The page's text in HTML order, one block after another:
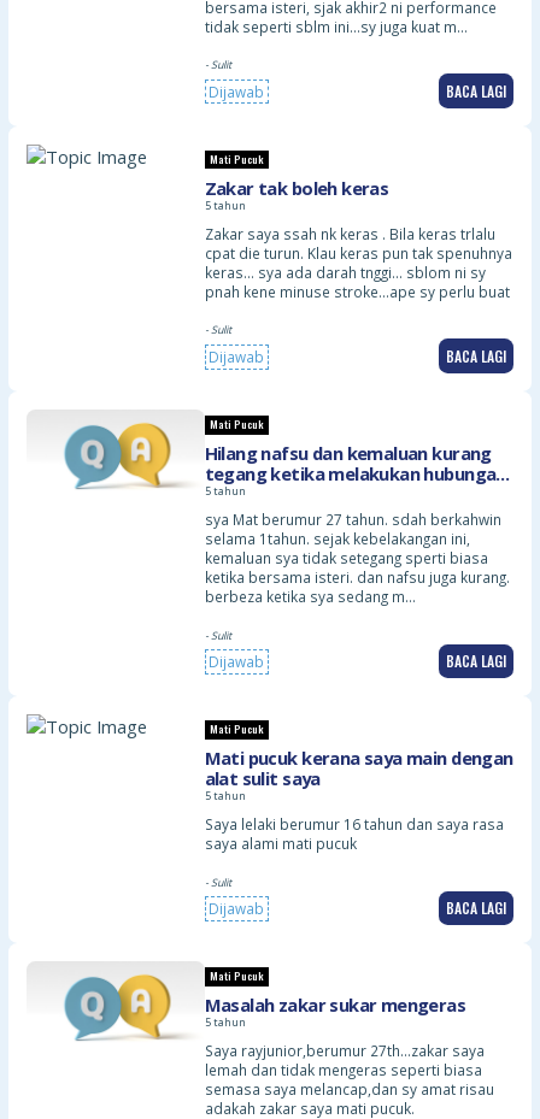
bersama isteri, sjak akhir2 ni performance
tidak seperti sblm ini…sy juga kuat m…
- Sulit
Dijawab BACA LAGI
Mati Pucuk
Zakar tak boleh keras
5 tahun
Zakar saya ssah nk keras . Bila keras trlalu
cpat die turun. Klau keras pun tak spenuhnya
keras… sya ada darah tnggi… sblom ni sy
pnah kene minuse stroke…ape sy perlu buat
- Sulit
Dijawab BACA LAGI
Mati Pucuk
Hilang nafsu dan kemaluan kurang
tegang ketika melakukan hubungan
intim dengan isteri
5 tahun
sya Mat berumur 27 tahun. sdah berkahwin
selama 1tahun. sejak kebelakangan ini,
kemaluan sya tidak setegang sperti biasa
ketika bersama isteri. dan nafsu juga kurang.
berbeza ketika sya sedang m…
- Sulit
Dijawab BACA LAGI
Mati Pucuk
Mati pucuk kerana saya main dengan
alat sulit saya
5 tahun
Saya lelaki berumur 16 tahun dan saya rasa
saya alami mati pucuk
- Sulit
Dijawab BACA LAGI
Mati Pucuk
Masalah zakar sukar mengeras
5 tahun
Saya rayjunior,berumur 27th…zakar saya
lemah dan tidak mengeras seperti biasa
semasa saya melancap,dan sy amat risau
adakah zakar saya mati pucuk.